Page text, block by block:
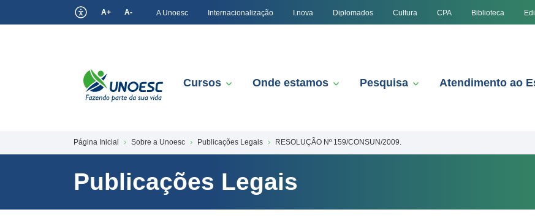
A+ A- A Unoesc Internacionalização I.nova Diplomados Cultura CPA Biblioteca
Cursos Onde estamos Pesquisa Atendimento ao
Página Inicial Sobre a Unoesc Publicações Legais RESOLUÇÃO Nº 159/CONSUN/2009.
Publicações Legais